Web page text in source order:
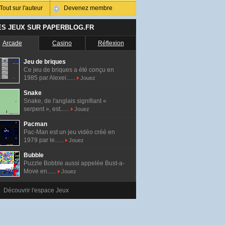
Tout sur l'auteur Devenez membre
JEUX SUR PAPERBLOG.FR
Arcade Casino Réflexion
Jeu de briques
Ce jeu de briques a été conçu en
1985 par Alexei......
Jouez
Snake
Snake, de l'anglais signifiant «
serpent », est......
Jouez
Pacman
Pac-Man est un jeu vidéo créé en
1979 par le......
Jouez
Bubble
Puzzle Bobble aussi appelée Bust-a-
Move en......
Jouez
Découvrir l'espace Jeux